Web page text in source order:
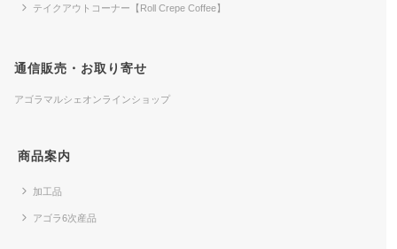
テイクアウトコーナー【Roll Crepe Coffee】
通信販売・お取り寄せ
アゴラマルシェオンラインショップ
商品案内
加工品
アゴラ6次産品